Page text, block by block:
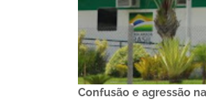
Confusão e agressão